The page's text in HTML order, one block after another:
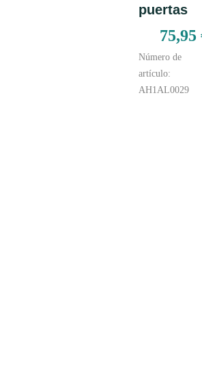
puertas
75,95
Número de
artículo:
AH1AL0029